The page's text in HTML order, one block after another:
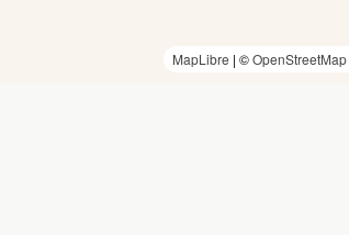
MapLibre | ©OpenStreetMap